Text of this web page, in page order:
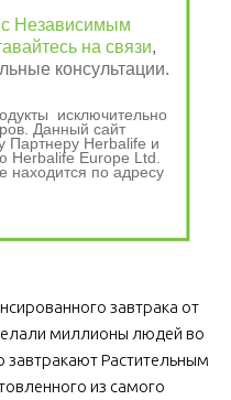
лучше!
активной и энергичной
завтрака от
миллионы людей во
Растительным
из самого
Независимым
на связи,
консультации.
исключительно
Данный сайт
Партнеру Herbalife и
Herbalife Europe Ltd.
находится по адресу